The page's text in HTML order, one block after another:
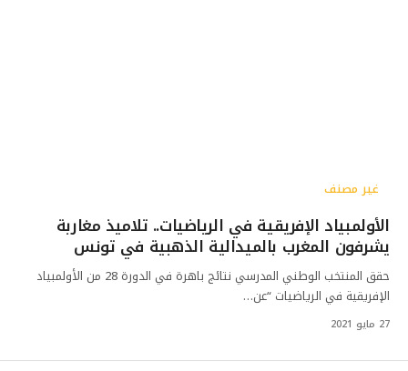
غير مصنف
الأولمبياد الإفريقية في الرياضيات.. تلاميذ مغاربة
يشرفون المغرب بالميدالية الذهبية في تونس
حقق المنتخب الوطني المدرسي نتائج باهرة في الدورة 28 من الأولمبياد
الإفريقية في الرياضيات “عن…
27 مايو 2021